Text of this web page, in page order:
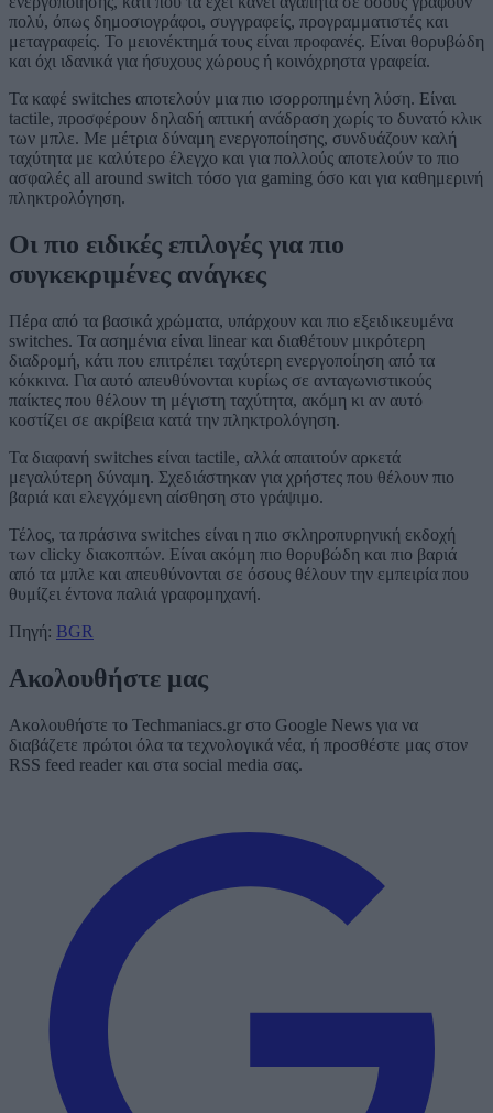
πολύ, όπως δημοσιογράφοι, συγγραφείς, προγραμματιστές και
μεταγραφείς. Το μειονέκτημά τους είναι προφανές. Είναι θορυβώδη
και όχι ιδανικά για ήσυχους χώρους ή κοινόχρηστα γραφεία.
Τα καφέ switches αποτελούν μια πιο ισορροπημένη λύση. Είναι
tactile, προσφέρουν δηλαδή απτική ανάδραση χωρίς το δυνατό κλικ
των μπλε. Με μέτρια δύναμη ενεργοποίησης, συνδυάζουν καλή
ταχύτητα με καλύτερο έλεγχο και για πολλούς αποτελούν το πιο
ασφαλές all around switch τόσο για gaming όσο και για καθημερινή
πληκτρολόγηση.
Οι πιο ειδικές επιλογές για πιο
συγκεκριμένες ανάγκες
Πέρα από τα βασικά χρώματα, υπάρχουν και πιο εξειδικευμένα
switches. Τα ασημένια είναι linear και διαθέτουν μικρότερη
διαδρομή, κάτι που επιτρέπει ταχύτερη ενεργοποίηση από τα
κόκκινα. Για αυτό απευθύνονται κυρίως σε ανταγωνιστικούς
παίκτες που θέλουν τη μέγιστη ταχύτητα, ακόμη κι αν αυτό
κοστίζει σε ακρίβεια κατά την πληκτρολόγηση.
Τα διαφανή switches είναι tactile, αλλά απαιτούν αρκετά
μεγαλύτερη δύναμη. Σχεδιάστηκαν για χρήστες που θέλουν πιο
βαριά και ελεγχόμενη αίσθηση στο γράψιμο.
Τέλος, τα πράσινα switches είναι η πιο σκληροπυρηνική εκδοχή
των clicky διακοπτών. Είναι ακόμη πιο θορυβώδη και πιο βαριά
από τα μπλε και απευθύνονται σε όσους θέλουν την εμπειρία που
θυμίζει έντονα παλιά γραφομηχανή.
Πηγή: BGR
Ακολουθήστε μας
Ακολουθήστε το Techmaniacs.gr στο Google News για να
διαβάζετε πρώτοι όλα τα τεχνολογικά νέα, ή προσθέστε μας στον
RSS feed reader και στα social media σας.